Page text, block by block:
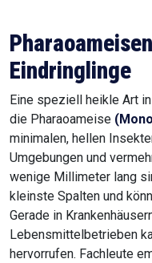
Eindringlinge
Eine speziell heikle Art
die Pharaoameise
minimalen, hellen
Umgebungen und
wenige Millimeter lang
kleinste Spalten und
Gerade in
Lebensmittelbetrieben
hervorrufen. Fachleute